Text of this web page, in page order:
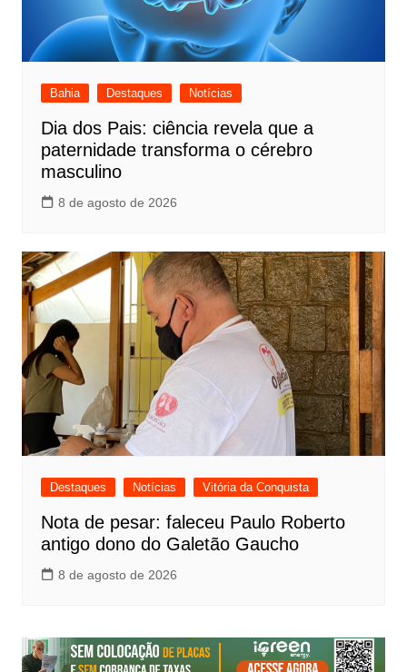
Bahia Destaques Notícias
Dia dos Pais: ciência revela que a
paternidade transforma o cérebro
masculino
8 de agosto de 2026
Destaques Notícias Vitória da Conquista
Nota de pesar: faleceu Paulo Roberto
antigo dono do Galetão Gaucho
8 de agosto de 2026